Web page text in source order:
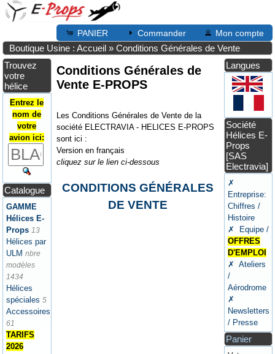
PANIER Commander Mon compte
Boutique Usine : Accueil »Conditions Générales de Vente
Trouvez
votre
hélice
Entrez le
nom de
votre
avion ici:
Catalogue
GAMME
Hélices E-
Props 13
Hélices par
ULM nbre
modèles
1434
Hélices
spéciales 5
Accessoires
61
TARIFS
2026
Conditions Générales de
Vente E-PROPS
Les Conditions Générales de Vente de la
société ELECTRAVIA - HELICES E-PROPS
sont ici :
Version en français
cliquez sur le lien ci-dessous
CONDITIONS GÉNÉRALES
DE VENTE
Langues
Société
Hélices E-
Props
[SAS
Electravia]
✗
Entreprise:
Chiffres /
Histoire
✗ Equipe /
OFFRES
D'EMPLOI
✗ Ateliers
/
Aérodrome
✗
Newsletters
/ Presse
Panier